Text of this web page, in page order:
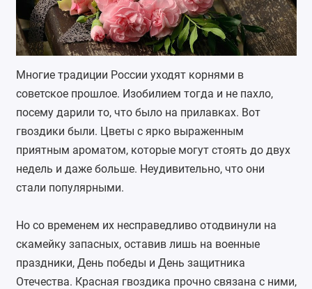
Многие традиции России уходят корнями в
советское прошлое. Изобилием тогда и не пахло,
посему дарили то, что было на прилавках. Вот
гвоздики были. Цветы с ярко выраженным
приятным ароматом, которые могут стоять до двух
недель и даже больше. Неудивительно, что они
стали популярными.
Но со временем их несправедливо отодвинули на
скамейку запасных, оставив лишь на военные
праздники, День победы и День защитника
Отечества. Красная гвоздика прочно связана с ними,